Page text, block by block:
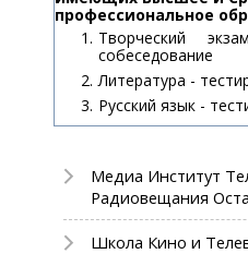
профессиональное
Творческий
собеседование
Литература -
Русский язык -
Медиа Институт
Радиовещания
Школа Кино и